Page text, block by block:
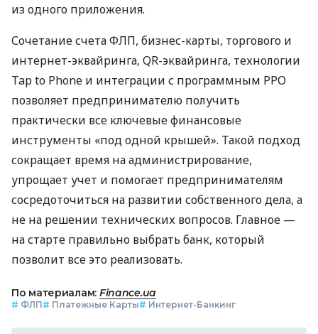
из одного приложения.
Сочетание счета ФЛП, бизнес-карты, торгового и
интернет-эквайринга, QR-эквайринга, технологии
Tap to Phone и интеграции с программным РРО
позволяет предпринимателю получить
практически все ключевые финансовые
инструменты «под одной крышей». Такой подход
сокращает время на администрирование,
упрощает учет и помогает предпринимателям
сосредоточиться на развитии собственного дела, а
не на решении технических вопросов. Главное —
на старте правильно выбрать банк, который
позволит все это реализовать.
По материалам: Finance.ua
# ФЛП# Платежные Карты# Интернет-Банкинг